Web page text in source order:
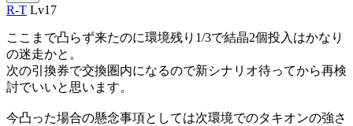
R-T Lv17
ここまで凸らず来たのに環境残り1/3で結晶2個投入はかなり
の迷走かと。
次の引換券で交換圏内になるので新シナリオ待ってから再検
討でいいと思います。
今凸った場合の懸念事項としては次環境でのタキオンの強さ